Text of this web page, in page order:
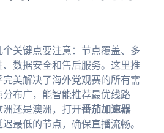
关键点要注意：节点覆盖、多
数据安全和售后服务。这里推
完美解决了海外党观赛的所有需
布广，能智能推荐最优线路
还是澳洲，打开番茄加速器
最低的节点，确保直播流畅。